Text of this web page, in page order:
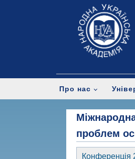
Про нас
проблем
Конференція